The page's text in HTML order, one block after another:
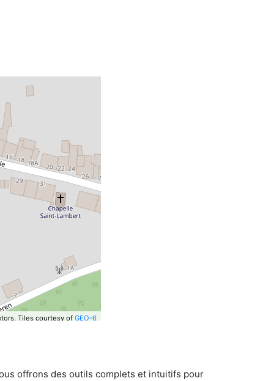
Tiles courtesy of GEO-6
offrons des outils complets et intuitifs pour